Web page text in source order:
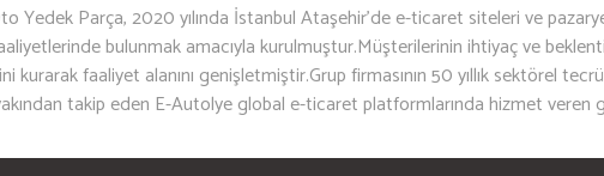
Yedek Parça, 2020 yılında İstanbul Ataşehir’de e-ticaret siteleri ve
bulunmak amacıyla kurulmuştur.Müşterilerinin ihtiyaç ve
kurarak faaliyet alanını genişletmiştir.Grup firmasının 50 yıllık sektörel
takip eden E-Autolye global e-ticaret platformlarında hizmet